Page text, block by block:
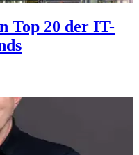
Top 20 der IT-